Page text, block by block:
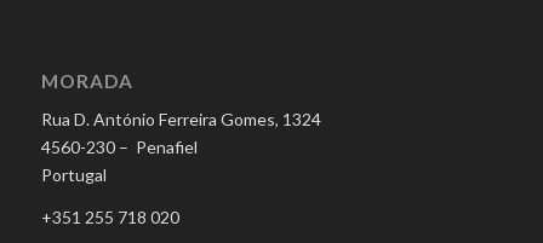
MORADA
Rua D. António Ferreira Gomes, 1324
4560-230 – Penafiel
Portugal
+351 255 718 020